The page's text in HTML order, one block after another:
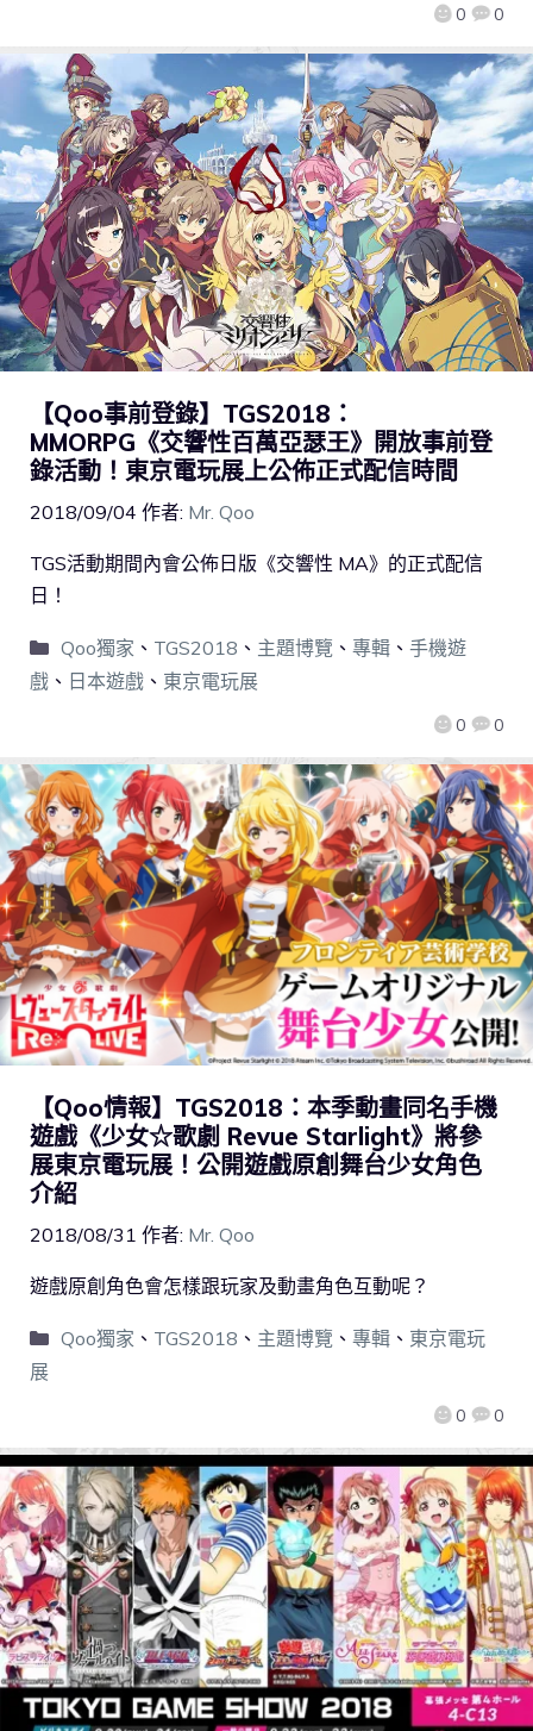
0 0
【Qoo事前登錄】TGS2018：
MMORPG《交響性百萬亞瑟王》開放事前登
錄活動！東京電玩展上公佈正式配信時間
2018/09/04 作者: Mr. Qoo
0 0
TGS活動期間內會公佈日版《交響性 MA》的正式配信
日！
Qoo獨家 、 TGS2018 、 主題博覽 、 專輯、 手機遊
戲 、 日本遊戲 、 東京電玩展
【Qoo情報】TGS2018：本季動畫同名手機
遊戲《少女☆歌劇 Revue Starlight》將參
展東京電玩展！公開遊戲原創舞台少女角色
介紹
2018/08/31 作者: Mr. Qoo
0 0
遊戲原創角色會怎樣跟玩家及動畫角色互動呢？
Qoo獨家 、 TGS2018 、 主題博覽 、 專輯、 東京電玩
展